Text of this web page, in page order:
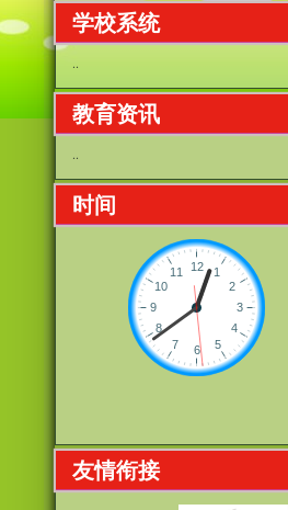
学校系统
..
教育资讯
..
时间
友情衔接